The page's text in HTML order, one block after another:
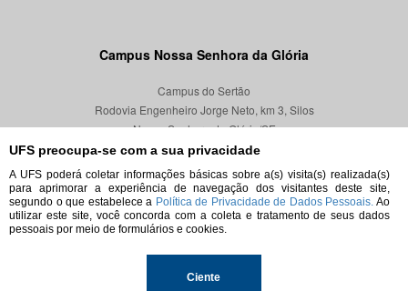
UFS preocupa-se com a sua privacidade
A UFS poderá coletar informações básicas sobre a(s) visita(s) realizada(s)
para aprimorar a experiência de navegação dos visitantes deste site,
segundo o que estabelece a Política de Privacidade de Dados Pessoais. Ao
utilizar este site, você concorda com a coleta e tratamento de seus dados
pessoais por meio de formulários e cookies.
Ciente
Campus Nossa Senhora da Glória
Campus do Sertão
Rodovia Engenheiro Jorge Neto, km 3, Silos
Nossa Senhora da Glória/SE
CEP 49680-000
Localização
© 2026. Todos os direitos reservados.